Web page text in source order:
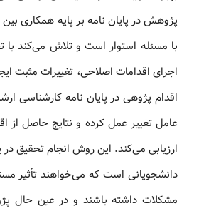
پژوهش در پایان‌ نامه بر پایه همکاری
با مسئله استوار است و تلاش می‌کند
اجرای اقدامات اصلاحی، تغییرات مثبت
اقدام‌ پژوهی در پایان‌ نامه کارشناسی
عامل تغییر عمل کرده و نتایج حاصل از
ارزیابی می‌کند. این روش انجام تحقیق در
دانشجویانی است که می‌خواهند تأثیر
مشکلات داشته باشند و در عین حال